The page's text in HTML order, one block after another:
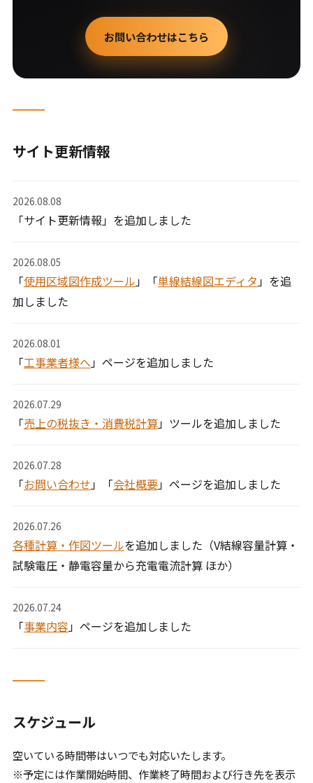
お問い合わせはこちら
サイト更新情報
2026.08.08
「サイト更新情報」を追加しました
2026.08.05
「使用区域図作成ツール」「単線結線図エディタ」を追
加しました
2026.08.01
「工事業者様へ」ページを追加しました
2026.07.29
「売上の税抜き・消費税計算」ツールを追加しました
2026.07.28
「お問い合わせ」「会社概要」ページを追加しました
2026.07.26
各種計算・作図ツールを追加しました（V結線容量計算・
試験電圧・静電容量から充電電流計算 ほか）
2026.07.24
「事業内容」ページを追加しました
スケジュール
空いている時間帯はいつでも対応いたします。
※予定には作業開始時間、作業終了時間および行き先を表示